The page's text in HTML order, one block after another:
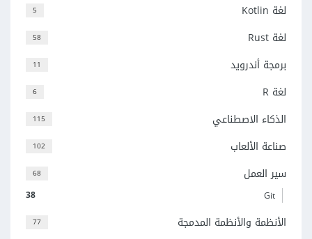
5 لغة Kotlin
58 لغة Rust
11 برمجة أندرويد
6 لغة R
115 الذكاء الاصطناعي
102 صناعة الألعاب
68 سير العمل
38 Git
77
الأنظمة والأنظمة المدمجة